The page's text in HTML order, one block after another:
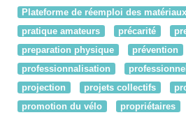
Plateforme de réemploi des matériaux
pratique amateurs
précarité
preparation physique
prévention
professionnalisation
professionnel
projection
projets collectifs
promotion du vélo
propriétaires